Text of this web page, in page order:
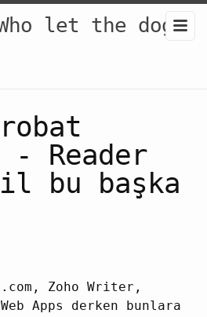
let the dogs
- Reader
bu başka
Zoho Writer,
Apps derken bunlara